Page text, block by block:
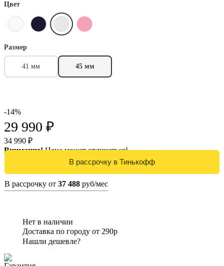
Цвет
Размер
41 мм 45 мм
-14%
29 990 ₽
34 990 ₽
Внимание!Цена может отличаться!
В рассрочку от 37 488 руб/мес
Нет в наличии
Доставка по городу от 290р
Нашли дешевле?